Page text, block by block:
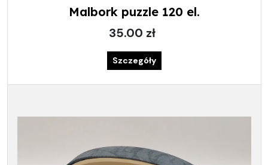
Malbork puzzle 120 el.
35.00 zł
Szczegóły